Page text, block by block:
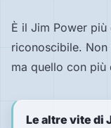
È il Jim Power
riconoscibile. Non
ma quello con più
Le altre vite di